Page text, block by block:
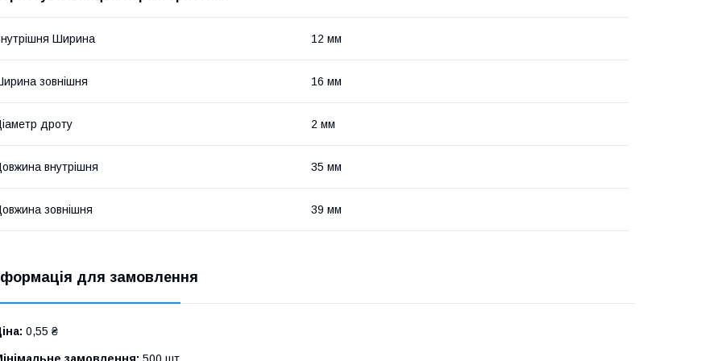
Ширина 12 мм
зовнішня 16 мм
дроту 2 мм
внутрішня 35 мм
зовнішня 39 мм
для замовлення
0,55 ₴